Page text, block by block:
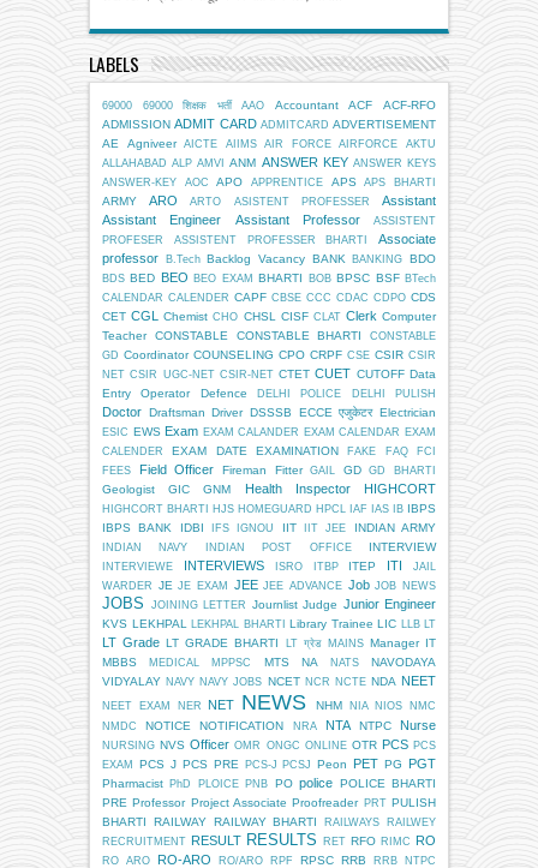
LABELS
69000 69000 शिक्षक भर्ती AAO Accountant ACF
ACF-RFO
ADMISSION ADMIT CARD ADMITCARD ADVERTISEMENT
AE
Agniveer AICTE AIIMS AIR FORCE AIRFORCE
AKTU
ALLAHABAD ALP AMVI ANM ANSWER KEY ANSWER KEYS
ANSWER-KEY
AOC APO APPRENTICE APS APS BHARTI
ARMY ARO ARTO ASISTENT PROFESSER
Assistant
Assistant Engineer
Assistant Professor
ASSISTENT
PROFESER
ASSISTENT PROFESSER BHARTI
Associate
professor
B.Tech Backlog Vacancy BANK BANKING BDO
BDS BED BEO BEO EXAM BHARTI BOB BPSC BSF BTech
CALENDAR CALENDER CAPF CBSE CCC CDAC CDPO CDS
CET CGL Chemist CHO CHSL CISF CLAT Clerk Computer
Teacher
CONSTABLE CONSTABLE BHARTI
CONSTABLE
GD Coordinator COUNSELING CPO CRPF CSE CSIR CSIR
NET CSIR UGC-NET CSIR-NET CTET CUET CUTOFF Data
Entry Operator
Defence DELHI POLICE DELHI PULISH
Doctor Draftsman Driver DSSSB ECCE एजुकेटर Electrician
ESIC EWS Exam EXAM CALANDER EXAM CALENDAR EXAM
CALENDER
EXAM DATE EXAMINATION FAKE FAQ
FCI
FEES
Field Officer Fireman Fitter GAIL GD GD BHARTI
Geologist GIC GNM Health Inspector HIGHCORT
HIGHCORT BHARTI HJS HOMEGUARD HPCL IAF IAS IB
IBPS
IBPS BANK
IDBI IFS IGNOU IIT IIT JEE INDIAN ARMY
INDIAN NAVY INDIAN POST OFFICE INTERVIEW
INTERVIEWE INTERVIEWS ISRO ITBP ITEP ITI
JAIL
WARDER JE JE EXAM JEE JEE ADVANCE Job JOB NEWS
JOBS JOINING LETTER Journlist Judge Junior Engineer
KVS LEKHPAL LEKHPAL BHARTI Library Trainee LIC LLB LT
LT Grade LT GRADE BHARTI LT ग्रेड MAINS
Manager IT
MBBS
MEDICAL MPPSC MTS NA NATS
NAVODAYA
VIDYALAY NAVY NAVY JOBS NCET NCR NCTE NDA NEET
NEET EXAM NER NET NEWS NHM NIA NIOS
NMC
NMDC
NOTICE NOTIFICATION NRA NTA NTPC Nurse
NURSING NVS Officer OMR ONGC ONLINE OTR PCS PCS
EXAM
PCS J PCS PRE PCS-J PCSJ Peon PET PG PGT
Pharmacist PhD PLOICE PNB PO police
POLICE BHARTI
PRE Professor Project Associate Proofreader PRT PULISH
BHARTI
RAILWAY RAILWAY BHARTI RAILWAYS
RAILWEY
RECRUITMENT RESULT RESULTS RET RFO RIMC RO
RO ARO RO-ARO RO/ARO RPF RPSC RRB
RRB NTPC